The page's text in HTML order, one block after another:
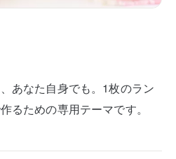
あなた自身でも。1枚のラン
るための専用テーマです。